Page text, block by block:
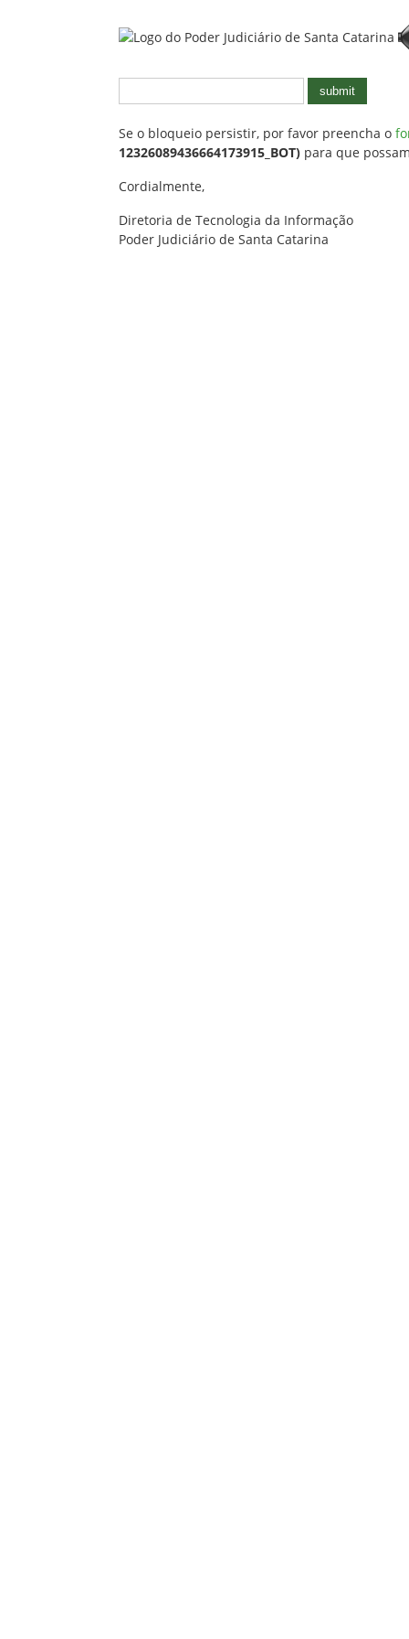
submit
Se o bloqueio persistir, por favor preencha o
12326089436664173915_BOT) para que
Cordialmente,
Diretoria de Tecnologia da Informação
Poder Judiciário de Santa Catarina